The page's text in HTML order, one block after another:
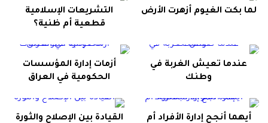
لما بكت الغيوم أزهرت الأرض
التشريعات الإسلامية
قطعية أم ظنية؟
عندما تعيش الغربة في
وطنك
أزمات إدارة المؤسسات
الحكومية في العراق
أيهما أنجح إدارة الأفراد أم
القيادة بين الإصلاح والثورة